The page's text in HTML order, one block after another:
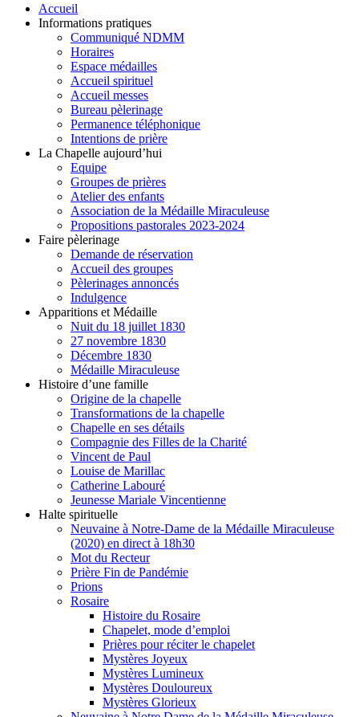
Accueil
Informations pratiques
Communiqué NDMM
Horaires
Espace médailles
Accueil spirituel
Accueil messes
Bureau pèlerinage
Permanence téléphonique
Intentions de prière
La Chapelle aujourd’hui
Equipe
Groupes de prières
Atelier des enfants
Association de la Médaille Miraculeuse
Propositions pastorales 2023-2024
Faire pèlerinage
Demande de réservation
Accueil des groupes
Pèlerinages annoncés
Indulgence
Apparitions et Médaille
Nuit du 18 juillet 1830
27 novembre 1830
Décembre 1830
Médaille Miraculeuse
Histoire d’une famille
Origine de la chapelle
Transformations de la chapelle
Chapelle en ses détails
Compagnie des Filles de la Charité
Vincent de Paul
Louise de Marillac
Catherine Labouré
Jeunesse Mariale Vincentienne
Halte spirituelle
Neuvaine à Notre-Dame de la Médaille Miraculeuse
(2020) en direct à 18h30
Mot du Recteur
Prière Fin de Pandémie
Prions
Rosaire
Histoire du Rosaire
Chapelet, mode d’emploi
Prières pour réciter le chapelet
Mystères Joyeux
Mystères Lumineux
Mystères Douloureux
Mystères Glorieux